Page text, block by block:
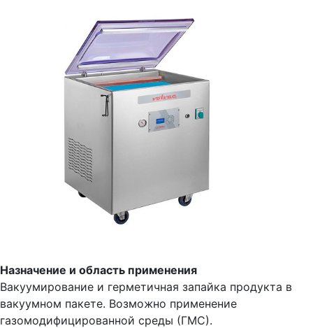
Назначение и область применения
Вакуумирование и герметичная запайка продукта в
вакуумном пакете. Возможно применение
газомодифицированной среды (ГМС).